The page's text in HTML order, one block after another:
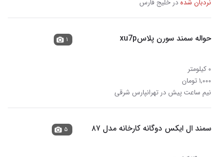
نردبان شدهدر خلیج فارس
حواله سمند سورن پلاسxu7p
۰ کیلومتر
۱,۰۰۰ تومان
نیم ساعت پیش در تهرانپارس شرقی
۱
سمند ال ایکس دوگانه کارخانه مدل ۸۷ ۵